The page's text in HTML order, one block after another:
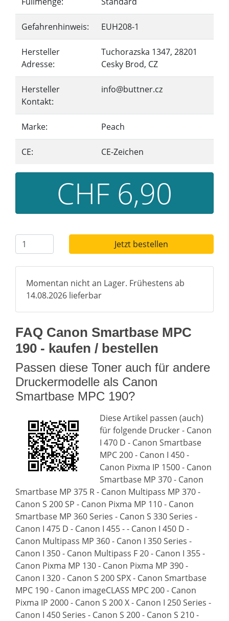
Gefahrenhinweis: EUH208-1
Hersteller
Adresse:
Tuchorazska 1347, 28201
Cesky Brod, CZ
Hersteller
Kontakt:
info@buttner.cz
Marke: Peach
CE: CE-Zeichen
CHF 6,90
Jetzt bestellen
Momentan nicht an Lager. Frühestens ab
14.08.2026 lieferbar
FAQ Canon Smartbase MPC
190 - kaufen / bestellen
Passen diese Toner auch für andere
Druckermodelle als Canon
Smartbase MPC 190?
Diese Artikel passen (auch)
für folgende Drucker - Canon
I 470 D - Canon Smartbase
MPC 200 - Canon I 450 -
Canon Pixma IP 1500 - Canon
Smartbase MP 370 - Canon
Smartbase MP 375 R - Canon Multipass MP 370 -
Canon S 200 SP - Canon Pixma MP 110 - Canon
Smartbase MP 360 Series - Canon S 330 Series -
Canon I 475 D - Canon I 455 - - Canon I 450 D -
Canon Multipass MP 360 - Canon I 350 Series -
Canon I 350 - Canon Multipass F 20 - Canon I 355 -
Canon Pixma MP 130 - Canon Pixma MP 390 -
Canon I 320 - Canon S 200 SPX - Canon Smartbase
MPC 190 - Canon imageCLASS MPC 200 - Canon
Pixma IP 2000 - Canon S 200 X - Canon I 250 Series -
Canon I 450 Series - Canon S 200 - Canon S 210 -